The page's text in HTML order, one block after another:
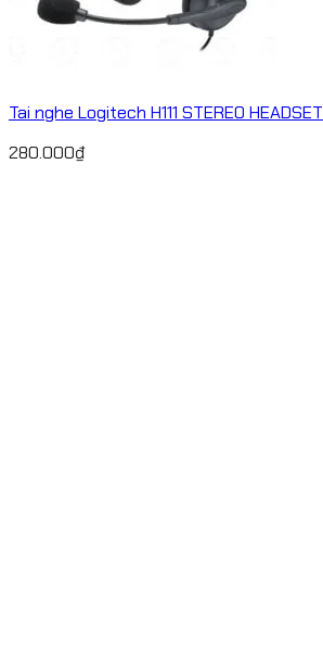
Tai nghe Logitech H111 STEREO HEADSET
280.000₫